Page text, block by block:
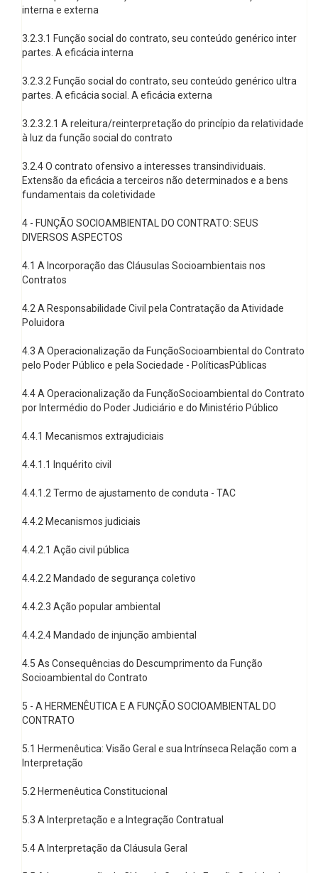
interna e externa
3.2.3.1 Função social do contrato, seu conteúdo genérico inter
partes. A eficácia interna
3.2.3.2 Função social do contrato, seu conteúdo genérico ultra
partes. A eficácia social. A eficácia externa
3.2.3.2.1 A releitura/reinterpretação do princípio da relatividade
à luz da função social do contrato
3.2.4 O contrato ofensivo a interesses transindividuais.
Extensão da eficácia a terceiros não determinados e a bens
fundamentais da coletividade
4 - FUNÇÃO SOCIOAMBIENTAL DO CONTRATO: SEUS
DIVERSOS ASPECTOS
4.1 A Incorporação das Cláusulas Socioambientais nos
Contratos
4.2 A Responsabilidade Civil pela Contratação da Atividade
Poluidora
4.3 A Operacionalização da FunçãoSocioambiental do Contrato
pelo Poder Público e pela Sociedade - PolíticasPúblicas
4.4 A Operacionalização da FunçãoSocioambiental do Contrato
por Intermédio do Poder Judiciário e do Ministério Público
4.4.1 Mecanismos extrajudiciais
4.4.1.1 Inquérito civil
4.4.1.2 Termo de ajustamento de conduta - TAC
4.4.2 Mecanismos judiciais
4.4.2.1 Ação civil pública
4.4.2.2 Mandado de segurança coletivo
4.4.2.3 Ação popular ambiental
4.4.2.4 Mandado de injunção ambiental
4.5 As Consequências do Descumprimento da Função
Socioambiental do Contrato
5 - A HERMENÊUTICA E A FUNÇÃO SOCIOAMBIENTAL DO
CONTRATO
5.1 Hermenêutica: Visão Geral e sua Intrínseca Relação com a
Interpretação
5.2 Hermenêutica Constitucional
5.3 A Interpretação e a Integração Contratual
5.4 A Interpretação da Cláusula Geral